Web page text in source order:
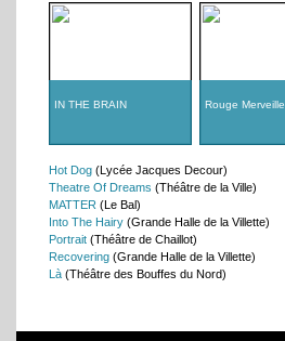
IN THE BRAIN Rouge Merveille
Hot Dog (Lycée Jacques Decour)
Theatre Of Dreams (Théâtre de la Ville)
MATTER (Le Bal)
Into The Hairy (Grande Halle de la Villette)
Portrait (Théâtre de Chaillot)
Recovering (Grande Halle de la Villette)
Là (Théâtre des Bouffes du Nord)